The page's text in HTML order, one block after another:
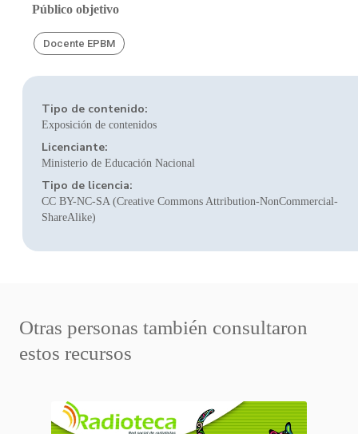
Público objetivo
Docente EPBM
Tipo de contenido:
Exposición de contenidos
Licenciante:
Ministerio de Educación Nacional
Tipo de licencia:
CC BY-NC-SA (Creative Commons Attribution-NonCommercial-
ShareAlike)
Otras personas también consultaron
estos recursos